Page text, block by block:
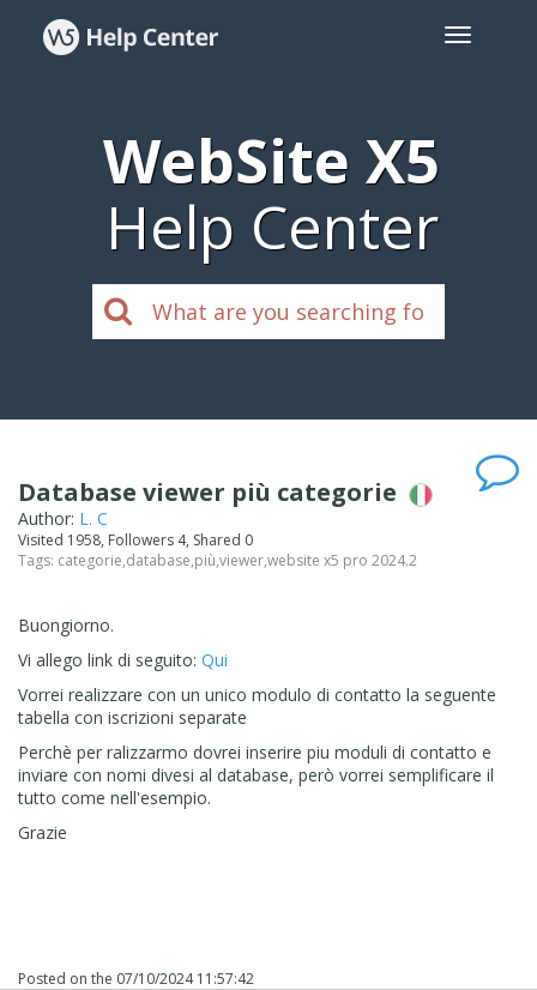
WebSite X5
Help Center
Database viewer più categorie
Author: L. C
Visited 1958, Followers 4, Shared 0
Tags: categorie,database,più,viewer,website x5 pro 2024.2
Buongiorno.
Vi allego link di seguito: Qui
Vorrei realizzare con un unico modulo di contatto la seguente
tabella con iscrizioni separate
Perchè per ralizzarmo dovrei inserire piu moduli di contatto e
inviare con nomi divesi al database, però vorrei semplificare il
tutto come nell'esempio.
Grazie
Posted on the 07/10/2024 11:57:42